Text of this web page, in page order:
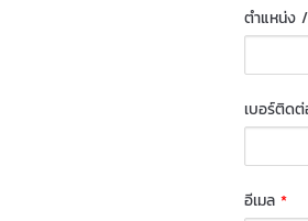
ตำแหน่ง
เบอร์ติด
อีเมล *